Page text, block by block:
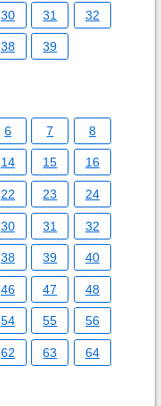
30 31 32
38 39
6 7 8
14 15 16
22 23 24
30 31 32
38 39 40
46 47 48
54 55 56
62 63 64